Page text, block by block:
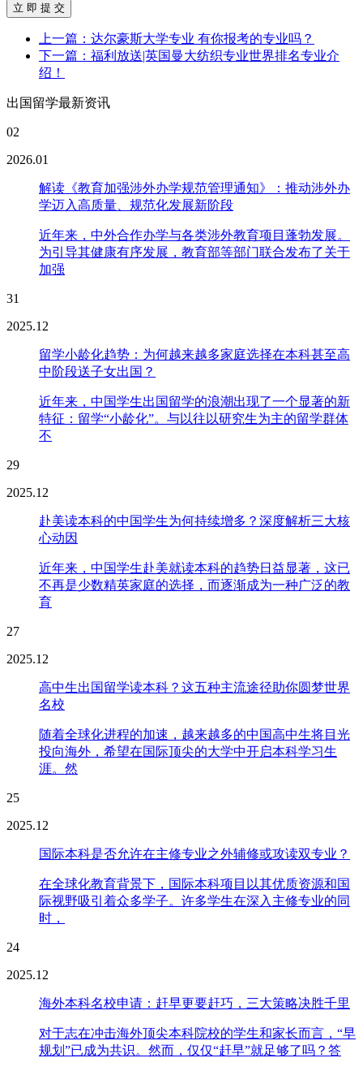
立 即 提 交
上一篇：达尔豪斯大学专业 有你报考的专业吗？
下一篇：福利放送|英国曼大纺织专业世界排名专业介
绍！
出国留学最新资讯
02
2026.01
解读《教育加强涉外办学规范管理通知》：推动涉外办
学迈入高质量、规范化发展新阶段
近年来，中外合作办学与各类涉外教育项目蓬勃发展。
为引导其健康有序发展，教育部等部门联合发布了关于
加强
31
2025.12
留学小龄化趋势：为何越来越多家庭选择在本科甚至高
中阶段送子女出国？
近年来，中国学生出国留学的浪潮出现了一个显著的新
特征：留学“小龄化”。与以往以研究生为主的留学群体
不
29
2025.12
赴美读本科的中国学生为何持续增多？深度解析三大核
心动因
近年来，中国学生赴美就读本科的趋势日益显著，这已
不再是少数精英家庭的选择，而逐渐成为一种广泛的教
育
27
2025.12
高中生出国留学读本科？这五种主流途径助你圆梦世界
名校
随着全球化进程的加速，越来越多的中国高中生将目光
投向海外，希望在国际顶尖的大学中开启本科学习生
涯。然
25
2025.12
国际本科是否允许在主修专业之外辅修或攻读双专业？
在全球化教育背景下，国际本科项目以其优质资源和国
际视野吸引着众多学子。许多学生在深入主修专业的同
时，
24
2025.12
海外本科名校申请：赶早更要赶巧，三大策略决胜千里
对于志在冲击海外顶尖本科院校的学生和家长而言，“早
规划”已成为共识。然而，仅仅“赶早”就足够了吗？答